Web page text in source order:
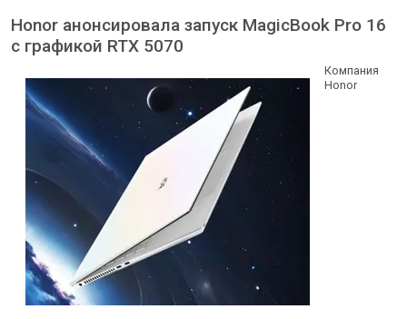
Honor анонсировала запуск MagicBook Pro 16
с графикой RTX 5070
Компания
Honor